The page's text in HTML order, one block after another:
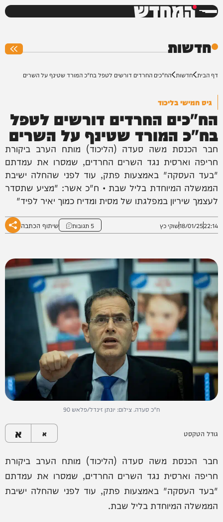
המחדש
חדשות
דף הבית חדשות הח"כים החרדים דורשים לטפל בח"כ המורד שטינף על השרים
גיס חמישי בליכוד
הח"כים החרדים דורשים לטפל
בח"כ המורד שטינף על השרים
חבר הכנסת משה סעדה (הליכוד) מותח הערב ביקורת
חריפה וארסית נגד השרים החרדים, שמסרו את עמדתם
"בעד העסקה" באמצעות פתק, עוד לפני שהחלה ישיבת
הממשלה המיוחדת בליל שבת • ח"כ אשר: "מציע שתסדר
לעצמך שיריון במפלגתו של מסית ומדיח כמוך יאיר לפיד"
22:14
18/01/25שוקי כץ 5 תגובות שיתוף הכתבה
ח"כ סעדה. צילום: יונתן זינדל/פלאש 90
גודל הטקסט א א
חבר הכנסת משה סעדה (הליכוד) מותח הערב ביקורת
חריפה וארסית נגד השרים החרדים, שמסרו את עמדתם
"בעד העסקה" באמצעות פתק, עוד לפני שהחלה ישיבת
הממשלה המיוחדת בליל שבת.